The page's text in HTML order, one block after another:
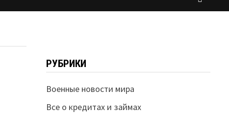
РУБРИКИ
Военные новости мира
Все о кредитах и займах